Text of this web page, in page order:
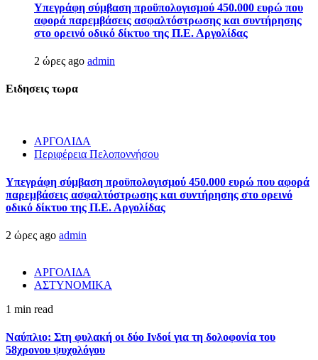
Υπεγράφη σύμβαση προϋπολογισμού 450.000 ευρώ που
αφορά παρεμβάσεις ασφαλτόστρωσης και συντήρησης
στο ορεινό οδικό δίκτυο της Π.Ε. Αργολίδας
2 ώρες ago admin
Ειδησεις τωρα
ΑΡΓΟΛΙΔΑ
Περιφέρεια Πελοποννήσου
Υπεγράφη σύμβαση προϋπολογισμού 450.000 ευρώ που αφορά
παρεμβάσεις ασφαλτόστρωσης και συντήρησης στο ορεινό
οδικό δίκτυο της Π.Ε. Αργολίδας
2 ώρες ago admin
ΑΡΓΟΛΙΔΑ
ΑΣΤΥΝΟΜΙΚΑ
1 min read
Ναύπλιο: Στη φυλακή οι δύο Ινδοί για τη δολοφονία του
58χρονου ψυχολόγου